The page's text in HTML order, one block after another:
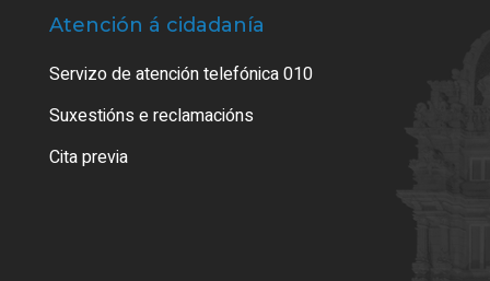
Atención á cidadanía
Servizo de atención telefónica 010
Suxestións e reclamacións
Cita previa